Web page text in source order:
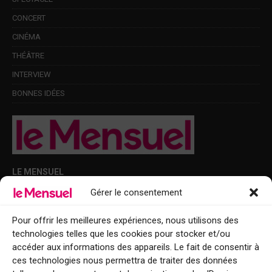
Gérer le consentement
Pour offrir les meilleures expériences, nous utilisons des
technologies telles que les cookies pour stocker et/ou
accéder aux informations des appareils. Le fait de consentir à
ces technologies nous permettra de traiter des données
CONCERT
CINÉMA
THÉÂTRE
INTERVIEW
BONNES IDÉES
LE MENSUEL
Points de diffusion Var et Alpes-Maritimes : oû trouver Le Mensuel ?
Le Mensuel en PDF : consultez le magazine en ligne
Qui sommes-nous ?
BFM Top Sorties